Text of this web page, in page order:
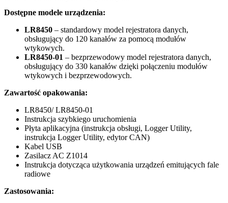
Dostępne modele urządzenia:
LR8450 – standardowy model rejestratora danych,
obsługujący do 120 kanałów za pomocą modułów
wtykowych.
LR8450-01 – bezprzewodowy model rejestratora danych,
obsługujący do 330 kanałów dzięki połączeniu modułów
wtykowych i bezprzewodowych.
Zawartość opakowania:
LR8450/ LR8450-01
Instrukcja szybkiego uruchomienia
Płyta aplikacyjna (instrukcja obsługi, Logger Utility,
instrukcja Logger Utility, edytor CAN)
Kabel USB
Zasilacz AC Z1014
Instrukcja dotycząca użytkowania urządzeń emitujących fale
radiowe
Zastosowania: